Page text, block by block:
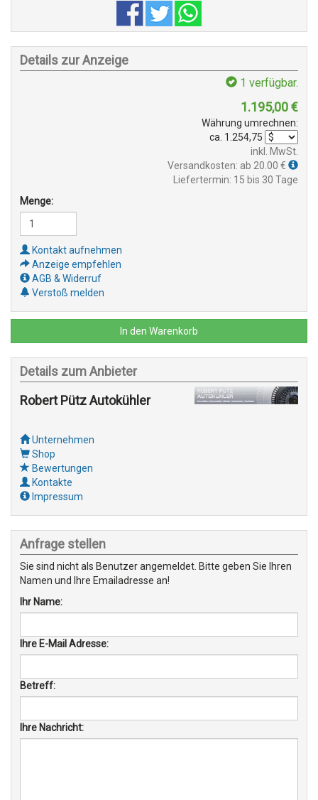
Details zur Anzeige
1 verfügbar.
1.195,00€
Währung umrechnen:
ca. 1.254,75
inkl. MwSt.
Versandkosten: ab 20.00 €
Liefertermin: 15 bis 30 Tage
Menge:
Kontakt aufnehmen
Anzeige empfehlen
AGB & Widerruf
Verstoß melden
In den Warenkorb
Details zum Anbieter
Robert Pütz Autokühler
Unternehmen
Shop
Bewertungen
Kontakte
Impressum
Anfrage stellen
Sie sind nicht als Benutzer angemeldet. Bitte geben Sie Ihren
Namen und Ihre Emailadresse an!
Ihr Name:
Ihre E-Mail Adresse:
Betreff:
Ihre Nachricht: